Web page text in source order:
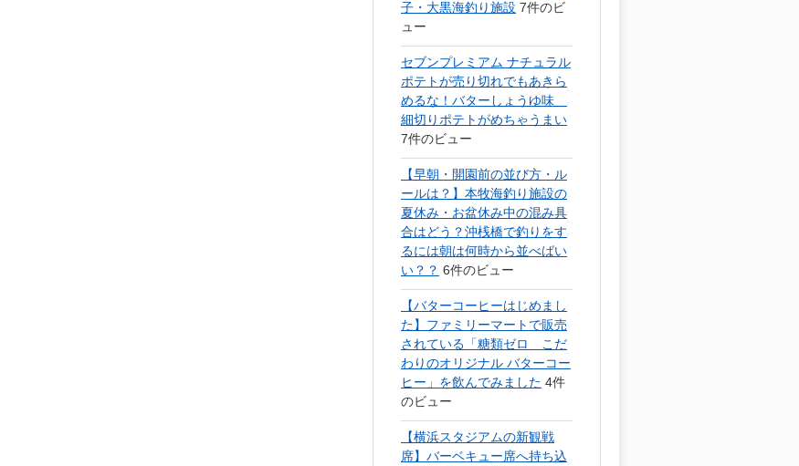
子・大黒海釣り施設 7件のビ
ュー
セブンプレミアム ナチュラル
ポテトが売り切れでもあきら
めるな！バターしょうゆ味
細切りポテトがめちゃうまい
7件のビュー
【早朝・開園前の並び方・ル
ールは？】本牧海釣り施設の
夏休み・お盆休み中の混み具
合はどう？沖桟橋で釣りをす
るには朝は何時から並べばい
い？？ 6件のビュー
【バターコーヒーはじめまし
た】ファミリーマートで販売
されている「糖類ゼロ こだ
わりのオリジナル バターコー
ヒー」を飲んでみました 4件
のビュー
【横浜スタジアムの新観戦
席】バーベキュー席へ持ち込